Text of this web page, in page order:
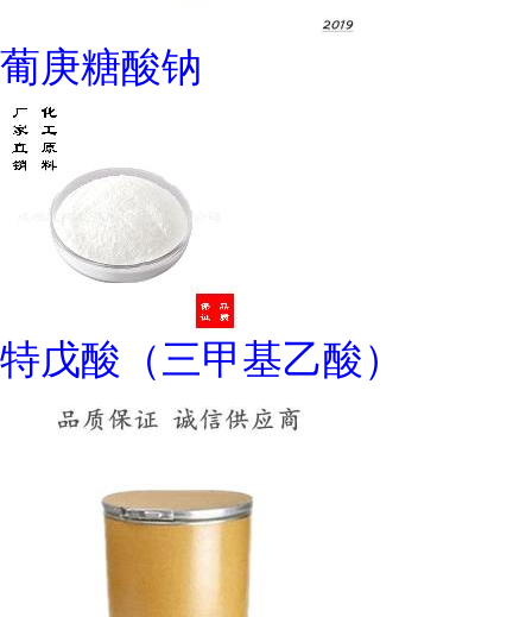
葡庚糖酸钠
特戊酸（三甲基乙酸）